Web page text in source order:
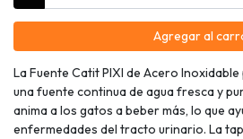
Agregar al
La Fuente Catit PIXI de Acero
una fuente continua de agua fresca y
anima a los gatos a beber más, lo que
enfermedades del tracto urinario. La